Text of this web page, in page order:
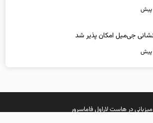
میزبانی درهاست لاراولفاماسرور